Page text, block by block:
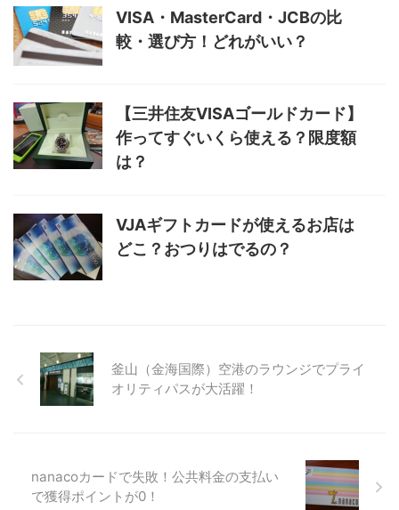
VISA・MasterCard・JCBの比
較・選び方！どれがいい？
【三井住友VISAゴールドカード】
作ってすぐいくら使える？限度額
は？
VJAギフトカードが使えるお店は
どこ？おつりはでるの？
釜山（金海国際）空港のラウンジでプライ
オリティパスが大活躍！
nanacoカードで失敗！公共料金の支払い
で獲得ポイントが0！